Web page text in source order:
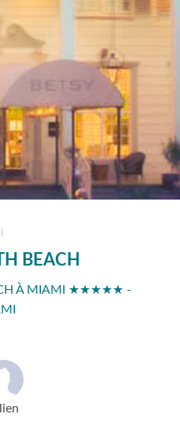
BEACH
À MIAMI ★★★★★ -